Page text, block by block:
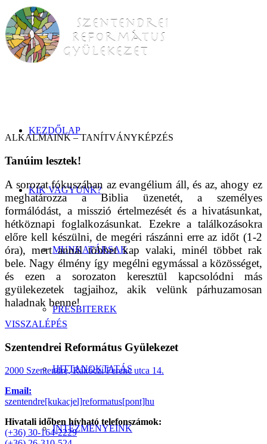
KEZDŐLAP
KIK VAGYUNK?
MUNKATÁRSAK
PRESBITEREK
HITTANOKTATÁS
INTÉZMÉNYEINK
ALKALMAINK – TANÍTVÁNYKÉPZÉS
Tanúim lesztek!
A sorozat fókuszában az evangélium áll, és az, ahogy ez
meghatározza a Biblia üzenetét, a személyes
formálódást, a misszió értelmezését és a hivatásunkat,
hétköznapi foglalkozásunkat. Ezekre a találkozásokra
előre kell készülni, de megéri rászánni erre az időt (1-2
óra), mert annál többet kap valaki, minél többet rak
bele. Nagy élmény így megélni egymással a közösséget,
és ezen a sorozaton keresztül kapcsolódni más
gyülekezetek tagjaihoz, akik velünk párhuzamosan
haladnak benne!
VISSZALÉPÉS
Szentendrei Református Gyülekezet
2000 Szentendre, Rákóczi Ferenc utca 14.
Email:
szentendre[kukacjel]reformatus[pont]hu
Hivatali időben hívható telefonszámok:
(+36) 30-164-2229